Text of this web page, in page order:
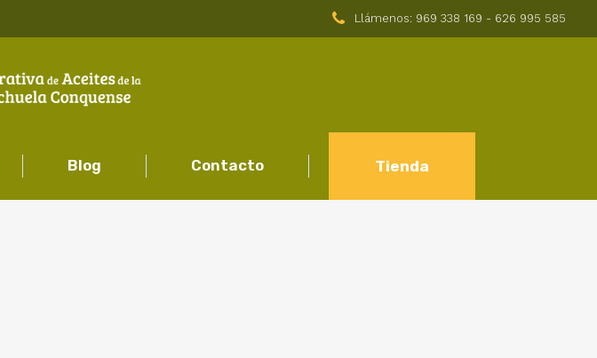
Llámenos: 969 338 169 - 626 995 585
Blog Contacto Tienda